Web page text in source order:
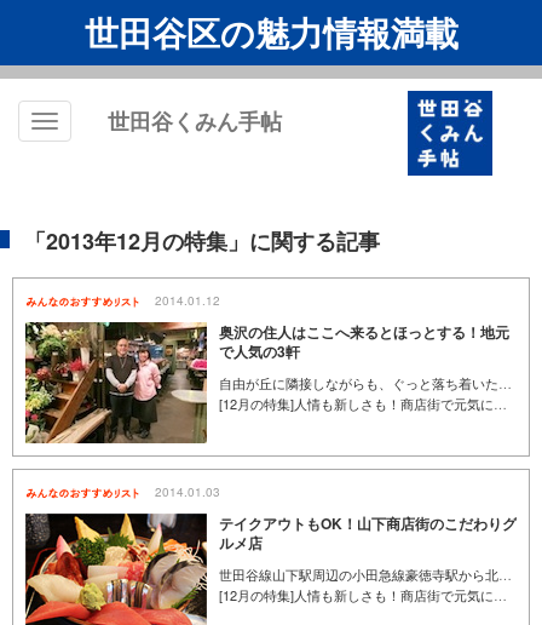
世田谷区の魅力情報満載
Toggle
世田谷くみん手帖
「2013年12月の特集」に関する記事
2014.01.12
奥沢の住人はここへ来るとほっとする！地元
で人気の3軒
[12月の特集]人情も新しさも！商店街で元気になる買い物を
2014.01.03
テイクアウトもOK！山下商店街のこだわりグ
ルメ店
[12月の特集]人情も新しさも！商店街で元気になる買い物を